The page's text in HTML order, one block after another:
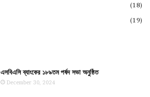
(18)
(19)
এসবিএসি ব্যাংকের ১৮৯তম পর্ষদ সভা অনুষ্ঠিত
December 30, 2024